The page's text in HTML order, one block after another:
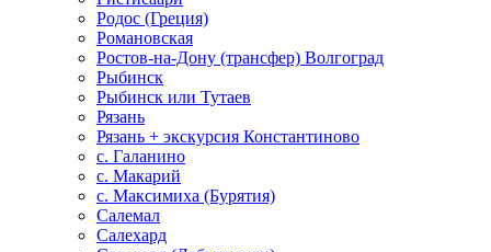
Родос (Греция)
Романовская
Ростов-на-Дону (трансфер) Волгоград
Рыбинск
Рыбинск или Тутаев
Рязань
Рязань + экскурсия Константиново
с. Галанино
с. Макарий
с. Максимиха (Бурятия)
Салемал
Салехард